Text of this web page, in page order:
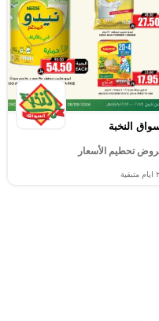
النخبة
تحطيم الأسعار
ايام متبقية